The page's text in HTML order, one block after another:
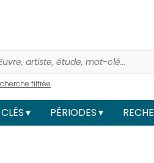
filtrée
PÉRIODES